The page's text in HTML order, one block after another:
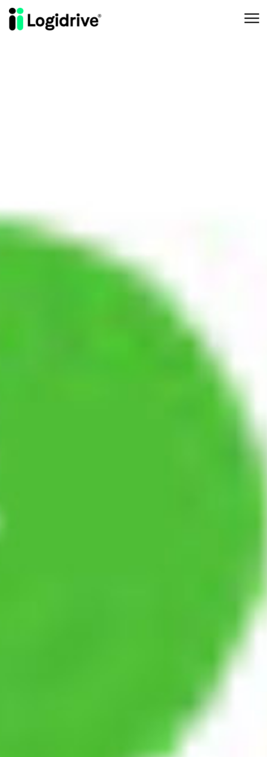
Aller au contenu principal